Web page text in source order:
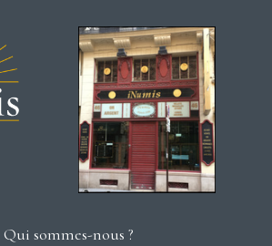
Qui sommes-nous ?